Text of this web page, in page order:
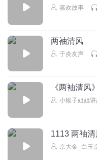
嘉欢故事
两袖清风
于炎友声
《两袖清风》
小猴子姐姐
1113 两袖清
京大金_白玉